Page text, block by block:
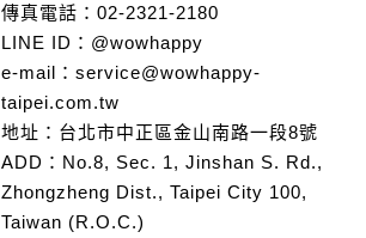
傳真電話：02-2321-2180
LINE ID：@wowhappy
e-mail：service@wowhappy-
taipei.com.tw
地址：台北市中正區金山南路一段8號
ADD：No.8, Sec. 1, Jinshan S. Rd.,
Zhongzheng Dist., Taipei City 100,
Taiwan (R.O.C.)